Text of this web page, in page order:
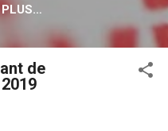
PLUS…
de